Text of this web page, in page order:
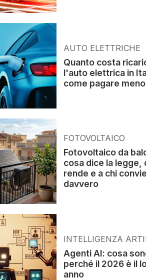
AUTO ELETTRICHE
Quanto costa
l'auto elettrica in
come pagare meno
FOTOVOLTAICO
Fotovoltaico da
cosa dice la legge,
rende e a chi
davvero
INTELLIGENZA
Agenti AI: cosa
perché il 2026 è il
anno